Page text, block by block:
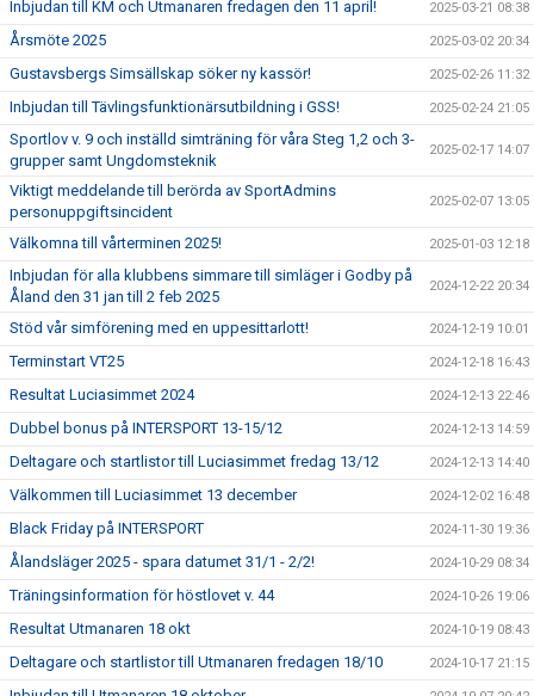
Inbjudan till KM och Utmanaren fredagen den 11 april! 2025-03-21 08:38
Årsmöte 2025 2025-03-02 20:34
Gustavsbergs Simsällskap söker ny kassör! 2025-02-26 11:32
Inbjudan till Tävlingsfunktionärsutbildning i GSS! 2025-02-24 21:05
Sportlov v. 9 och inställd simträning för våra Steg 1,2 och 3-
grupper samt Ungdomsteknik
2025-02-17 14:07
Viktigt meddelande till berörda av SportAdmins
personuppgiftsincident
2025-02-07 13:05
Välkomna till vårterminen 2025! 2025-01-03 12:18
Inbjudan för alla klubbens simmare till simläger i Godby på
Åland den 31 jan till 2 feb 2025
2024-12-22 20:34
Stöd vår simförening med en uppesittarlott! 2024-12-19 10:01
Terminstart VT25 2024-12-18 16:43
Resultat Luciasimmet 2024 2024-12-13 22:46
Dubbel bonus på INTERSPORT 13-15/12 2024-12-13 14:59
Deltagare och startlistor till Luciasimmet fredag 13/12 2024-12-13 14:40
Välkommen till Luciasimmet 13 december 2024-12-02 16:48
Black Friday på INTERSPORT 2024-11-30 19:36
Ålandsläger 2025 - spara datumet 31/1 - 2/2! 2024-10-29 08:34
Träningsinformation för höstlovet v. 44 2024-10-26 19:06
Resultat Utmanaren 18 okt 2024-10-19 08:43
Deltagare och startlistor till Utmanaren fredagen 18/10 2024-10-17 21:15